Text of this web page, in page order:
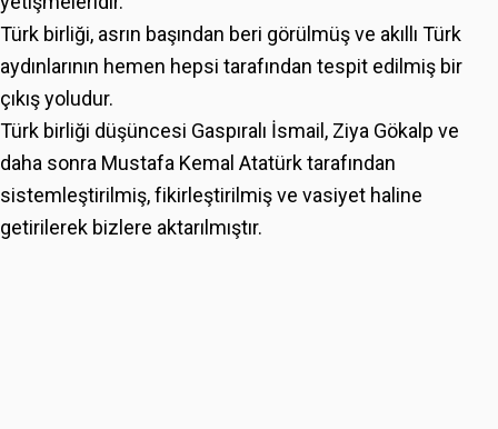
Türk birliği, asrın başından beri görülmüş ve akıllı Türk
aydınlarının hemen hepsi tarafından tespit edilmiş bir
çıkış yoludur.
Türk birliği düşüncesi Gaspıralı İsmail, Ziya Gökalp ve
daha sonra Mustafa Kemal Atatürk tarafından
sistemleştirilmiş, fikirleştirilmiş ve vasiyet haline
getirilerek bizlere aktarılmıştır.